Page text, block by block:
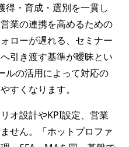
得・育成・選別を一貫し
業の連携を高めるための
ローが遅れる、セミナー
引き渡す基準が曖昧とい
ルの活用によって対応の
すくなります。
オ設計やKPI設定、営業
せん。「ホットプロファ